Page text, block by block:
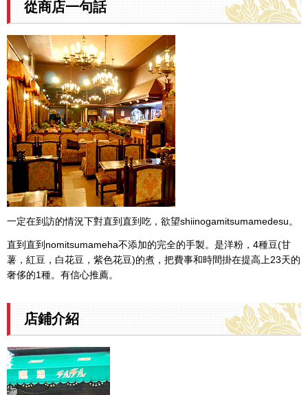
從商店一句話
一定在到訪的情況下對直到直到吃，欲望shiinogamitsumamedesu。
直到直到nomitsumameha不添加的完全的手製。是洋粉，4種豆(甘
薯，紅豆，白花豆，紫色花豆)的煮，把費事和時間掛在提高上23天的
奢侈的1種。有信心推薦。
店鋪介紹